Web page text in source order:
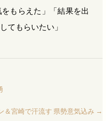
もらえた」「結果を出
てもらいたい」
＆宮崎で汗流す 県勢意気込み →